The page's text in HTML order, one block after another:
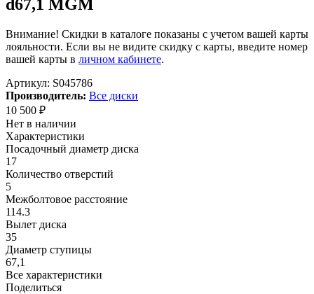
d67,1 MGM
Внимание! Скидки в каталоге показаны с учетом вашей карты
лояльности. Если вы не видите скидку с карты, введите номер
вашей карты в личном кабинете.
Артикул: S045786
Производитель: Все диски
10 500 ₽
Нет в наличии
Характеристики
Посадочный диаметр диска
17
Количество отверстий
5
Межболтовое расстояние
114.3
Вылет диска
35
Диаметр ступицы
67,1
Все характеристики
Поделиться